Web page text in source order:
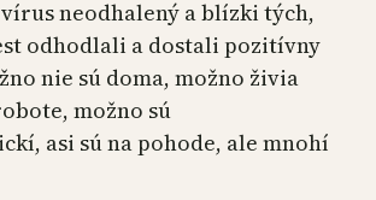
neodhalený a blízki tých,
odhodlali a dostali pozitívny
nie sú doma, možno živia
možno sú
asi sú na pohode, ale mnohí